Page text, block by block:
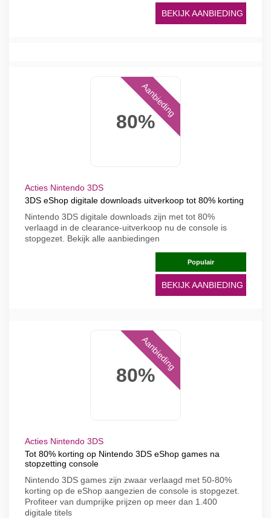
BEKIJK AANBIEDING
80%
Aanbieding
Acties Nintendo 3DS
3DS eShop digitale downloads uitverkoop tot 80% korting
Nintendo 3DS digitale downloads zijn met tot 80%
verlaagd in de clearance-uitverkoop nu de console is
stopgezet. Bekijk alle aanbiedingen
Populair
BEKIJK AANBIEDING
80%
Aanbieding
Acties Nintendo 3DS
Tot 80% korting op Nintendo 3DS eShop games na
stopzetting console
Nintendo 3DS games zijn zwaar verlaagd met 50-80%
korting op de eShop aangezien de console is stopgezet.
Profiteer van dumprijke prijzen op meer dan 1.400
digitale titels